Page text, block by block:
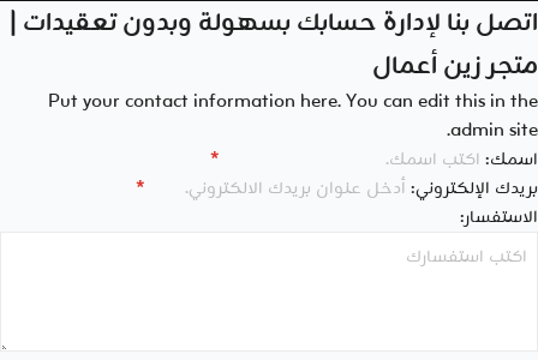
اتصل بنا لإدارة حسابك بسهولة وبدون تعقيدات |
متجر زين أعمال
Put your contact information here. You can edit this in the
admin site.
اسمك:
*
بريدك الإلكتروني:
*
الاستفسار: